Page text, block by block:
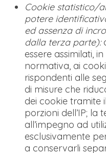
Cookie statistico/
potere
ed assenza di
dalla terza parte):
essere assimilati,
normativa, ai
rispondenti alle
di misure che
dei cookie tramite
porzioni dell’IP; la
all’impegno ad
esclusivamente
a conservarli